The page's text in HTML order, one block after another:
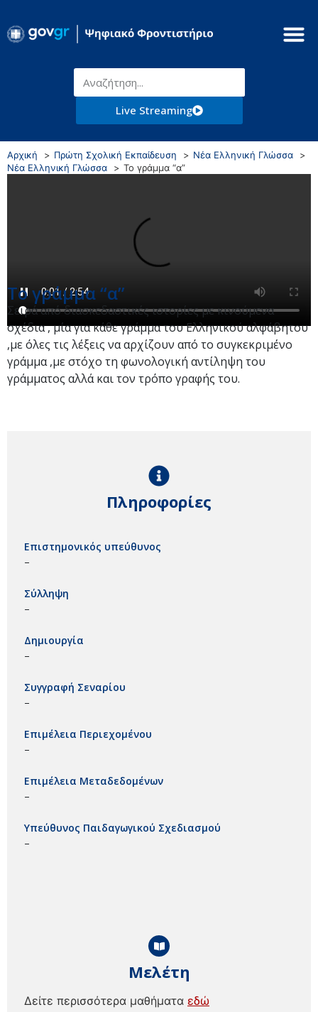
Live Streaming
Αρχική Πρώτη Σχολική Εκπαίδευση
Νέα Ελληνική Γλώσσα
Νέα Ελληνική Γλώσσα
Το γράμμα “α”
Το γράμμα “α”
Σειρά από διασκεδαστικές ιστορίες με κινούμενα
σχέδια , μία για κάθε γράμμα του Ελληνικού αλφάβητου
,με όλες τις λέξεις να αρχίζουν από το συγκεκριμένο
γράμμα ,με στόχο τη φωνολογική αντίληψη του
γράμματος αλλά και τον τρόπο γραφής του.
Μελέτη
Δείτε περισσότερα μαθήματα εδώ
Πληροφορίες
Επιστημονικός υπεύθυνος
–
Σύλληψη
–
Δημιουργία
–
Συγγραφή Σεναρίου
–
Επιμέλεια Περιεχομένου
–
Επιμέλεια Μεταδεδομένων
–
Υπεύθυνος Παιδαγωγικού Σχεδιασμού
–